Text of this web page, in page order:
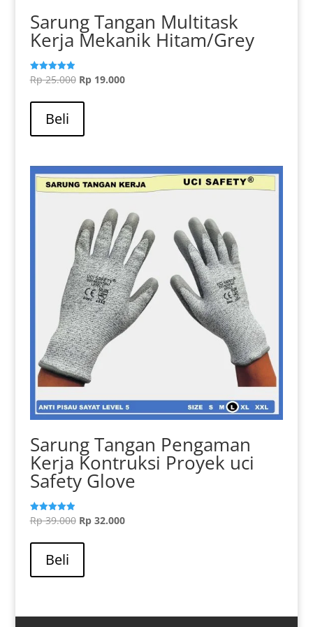
Sarung Tangan Multitask
Kerja Mekanik Hitam/Grey
Dinilai
5.00
Rp25.000 Harga
Rp19.000Harga
Beli
Sarung Tangan Pengaman
Kerja Kontruksi Proyek uci
Safety Glove
Dinilai
5.00
Rp39.000 Harga
Rp32.000Harga
Beli
Pilihan